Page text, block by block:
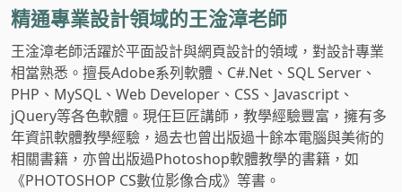
精通專業設計領域的王淦漳老師
王淦漳老師活躍於平面設計與網頁設計的領域，對設計專業
相當熟悉。擅長Adobe系列軟體、C#.Net、SQL Server、
PHP、MySQL、Web Developer、CSS、Javascript、
jQuery等各色軟體。現任巨匠講師，教學經驗豐富，擁有多
年資訊軟體教學經驗，過去也曾出版過十餘本電腦與美術的
相關書籍，亦曾出版過Photoshop軟體教學的書籍，如
《PHOTOSHOP CS數位影像合成》等書。